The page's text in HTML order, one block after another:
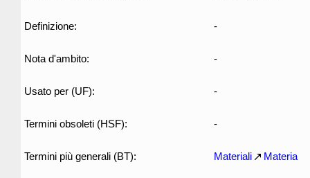
Definizione: -
Nota d'ambito: -
Usato per (UF): -
Termini obsoleti (HSF): -
Termini più generali (BT): Materiali Materia